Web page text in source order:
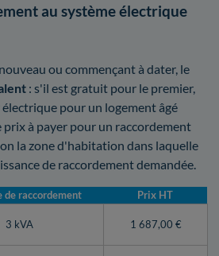
au système électrique
ou commençant à dater, le
: s'il est gratuit pour le premier,
pour un logement âgé
prix à payer pour un raccordement
la zone d'habitation dans laquelle
de raccordement demandée.
de raccordement Prix HT
3 kVA 1 687,00 €